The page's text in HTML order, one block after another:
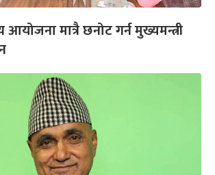
आयोजना मात्रै छनोट गर्न मुख्यमन्त्री